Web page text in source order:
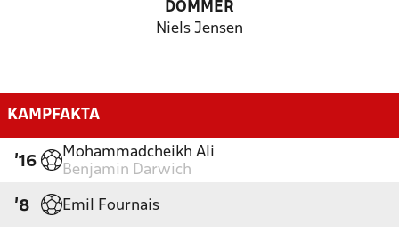
DOMMER
Niels Jensen
KAMPFAKTA
'16
Mohammadcheikh Ali
Benjamin Darwich
'8 Emil Fournais